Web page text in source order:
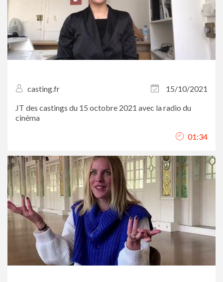
casting.fr
15/10/2021
JT des castings du 15 octobre 2021 avec la radio du
cinéma
01:34